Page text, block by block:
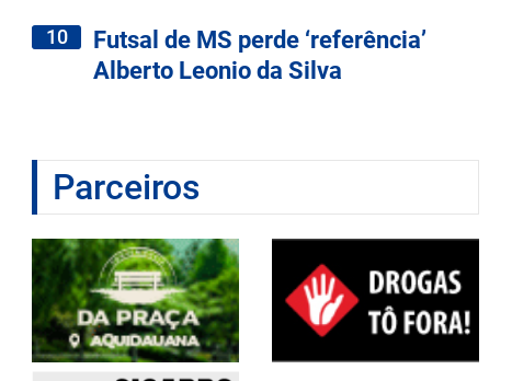
10
Futsal de MS perde ‘referência’
Alberto Leonio da Silva
Parceiros